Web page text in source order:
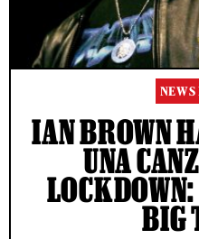
NEWS
IAN BROWN
UNA
BIG